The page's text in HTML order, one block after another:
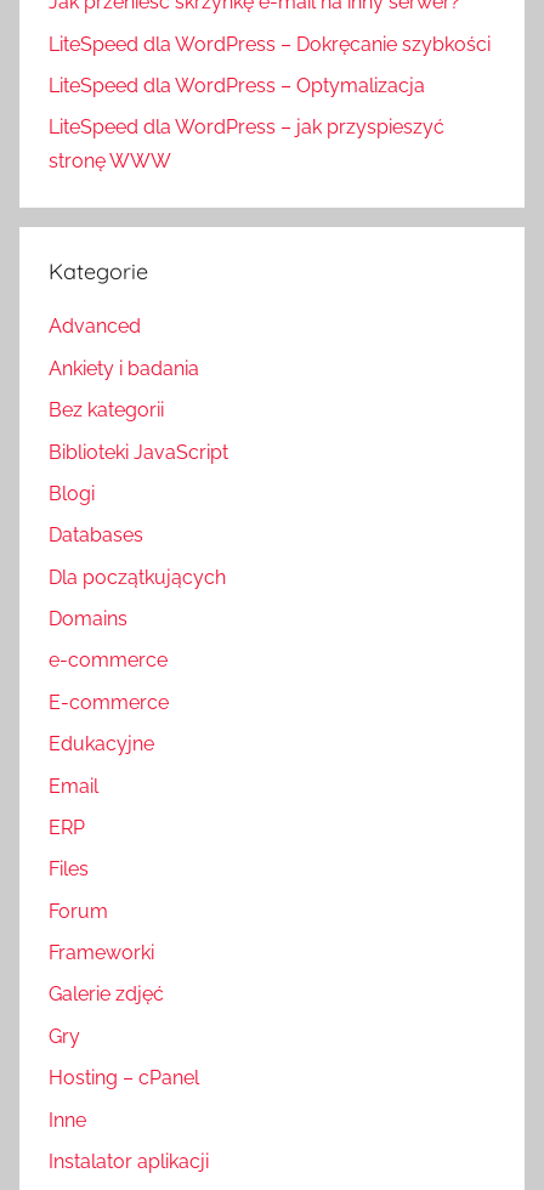
LiteSpeed dla WordPress – Dokręcanie szybkości
LiteSpeed dla WordPress – Optymalizacja
LiteSpeed dla WordPress – jak przyspieszyć
stronę WWW
Kategorie
Advanced
Ankiety i badania
Bez kategorii
Biblioteki JavaScript
Blogi
Databases
Dla początkujących
Domains
e-commerce
E-commerce
Edukacyjne
Email
ERP
Files
Forum
Frameworki
Galerie zdjęć
Gry
Hosting – cPanel
Inne
Instalator aplikacji